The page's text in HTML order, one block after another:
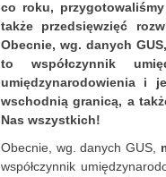
co roku,
także przedsięwzięć
Obecnie, wg. danych
to współczynnik
umiędzynarodowienia i
wschodnią granicą, a
Nas wszystkich!
Obecnie, wg. danych GUS,
współczynnik